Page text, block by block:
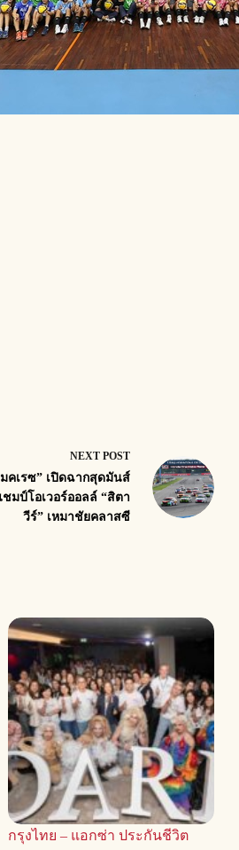
NEXT POST
คเรซ” เปิดฉากสุดมันส์
มป์โอเวอร์ออลล์ “สิตา
วีร์” เหมาชัยคลาสซี
กรุงไทย – แอกซ่า ประกันชีวิต